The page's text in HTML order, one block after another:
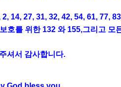
14, 27, 31, 32, 42, 54, 61, 77,
호를 위한 132 와 155,그리고 모
셔서 감사합니다.